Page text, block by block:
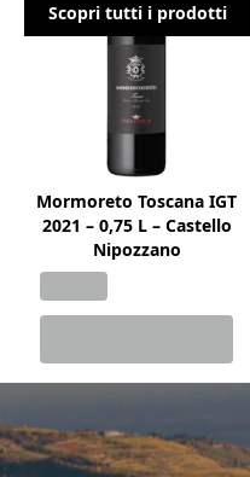
Scopri tutti i prodotti
Mormoreto Toscana IGT
2021 – 0,75 L – Castello
Nipozzano